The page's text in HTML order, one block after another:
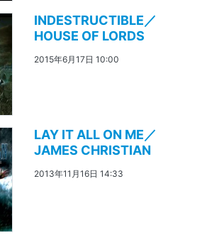
INDESTRUCTIBLE／
HOUSE OF LORDS
2015年6月17日 10:00
LAY IT ALL ON ME／
JAMES CHRISTIAN
2013年11月16日 14:33